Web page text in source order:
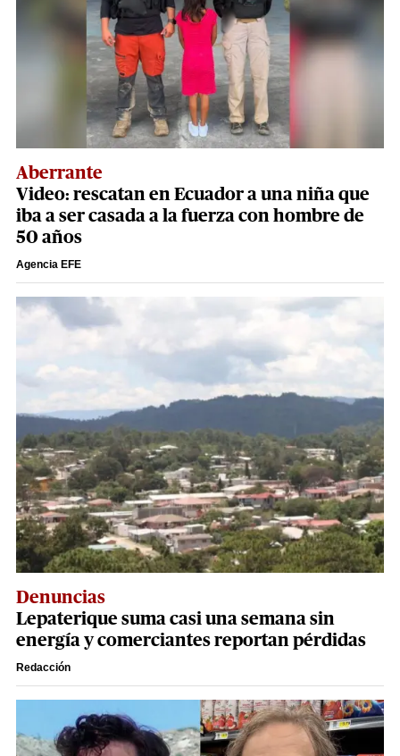
Aberrante
Video: rescatan en Ecuador a una niña que
iba a ser casada a la fuerza con hombre de
50 años
Agencia EFE
Denuncias
Lepaterique suma casi una semana sin
energía y comerciantes reportan pérdidas
Redacción